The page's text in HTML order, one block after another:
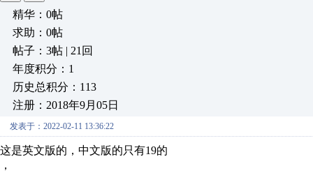
精华：0帖
求助：0帖
帖子：3帖 | 21回
年度积分：1
历史总积分：113
注册：2018年9月05日
发表于：2022-02-11 13:36:22
这是英文版的，中文版的只有19的
，